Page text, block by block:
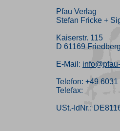
Pfau Verlag
Stefan Fricke +
Kaiserstr. 115
D 61169 Friedberg
E-Mail:
Telefon: +49
Telefax:
USt.-IdNr.: